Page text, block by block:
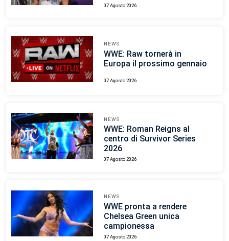
07 Agosto 2026
NEWS
WWE: Raw tornerà in
Europa il prossimo gennaio
07 Agosto 2026
NEWS
WWE: Roman Reigns al
centro di Survivor Series
2026
07 Agosto 2026
NEWS
WWE pronta a rendere
Chelsea Green unica
campionessa
07 Agosto 2026